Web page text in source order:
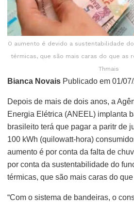
O aumento é devido a sustentabilidade
térmicas, que são mais caras do que as
Thmais
Bianca Novais Publicado em 01/
Depois de mais de dois anos, a
Energia Elétrica (ANEEL) implanta
brasileito terá que pagar a paritr de
100 kWh (quilowatt-hora)
aumento é por conta da falta de
por conta da sustentabilidade do
térmicas, que são mais caras do
“Com o sistema de bandeiras, o